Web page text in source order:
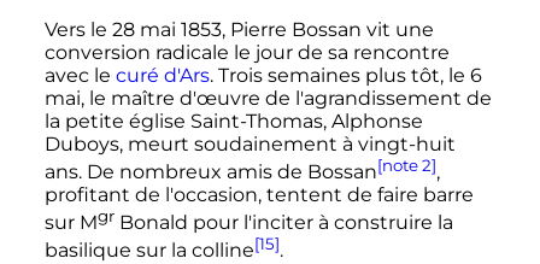
Vers le 28 mai 1853, Pierre Bossan vit une
conversion radicale le jour de sa rencontre
avec le curé d'Ars. Trois semaines plus tôt, le 6
mai, le maître d'œuvre de l'agrandissement de
la petite église Saint-Thomas, Alphonse
Duboys, meurt soudainement à vingt-huit
ans. De nombreux amis de Bossan[note 2],
profitant de l'occasion, tentent de faire barre
sur Mgr Bonald pour l'inciter à construire la
basilique sur la colline[15].